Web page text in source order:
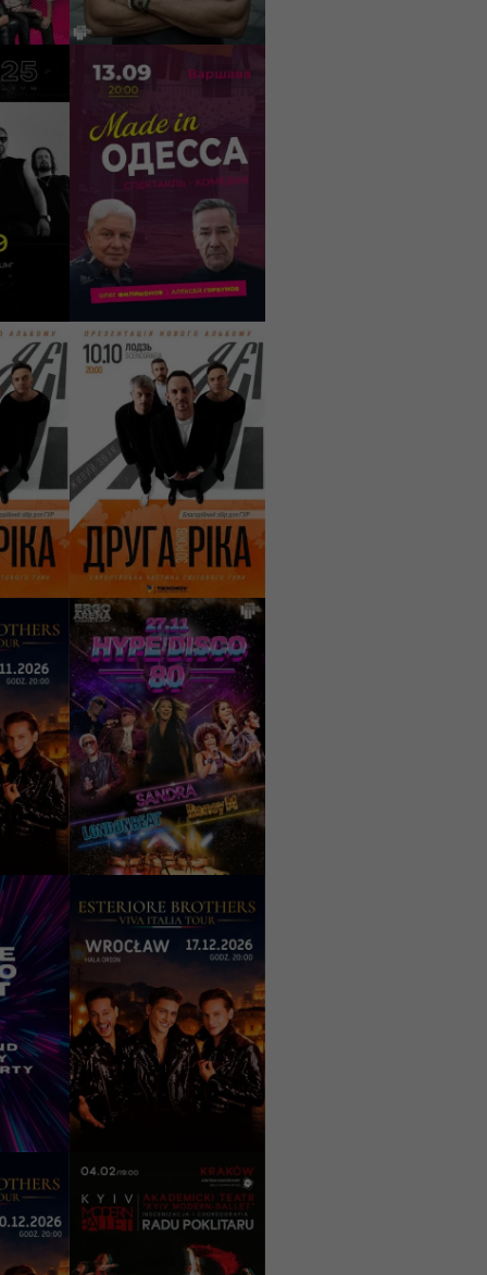
КУПИТИ
на
13/09/2026 20:00
Спектакль «Made
in Одесса»
Warszawa, Kampus
Vizja Park
95 - 225 PLN
КУПИТИ
30
10/10/2026 20:00
Друга Ріка. Я Є! 30
Łódź, Klub Scenografia
169 - 189 PLN
КУПИТИ
27/11/202619:30
Hype DISCO 80
Festiwal: Sandra,
Londonbeat, Boney
M.
Gdańsk, ERGO ARENA
199 - 309 PLN
КУПИТИ
17/12/202620:00
ESTERIORE
BROTHERS - Viva
Italia Tour 2026
Wrocław, Hala Orion
199 - 299 PLN
04/02/2027 19:00
Kyiv Modern-Ballet
«Carmen.TV»